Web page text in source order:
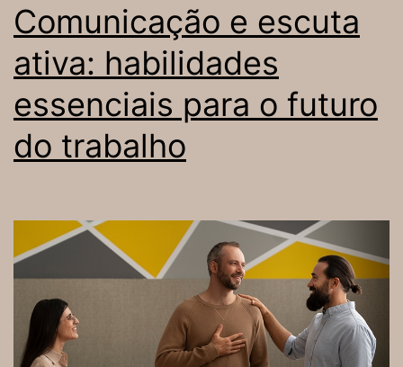
Comunicação e escuta
ativa: habilidades
essenciais para o futuro
do trabalho